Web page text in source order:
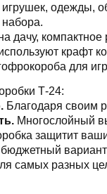
одежды,
набора.
дачу,
крафт
для
Т-24:
Благодаря своим
Многослойный
защитит
самых разных